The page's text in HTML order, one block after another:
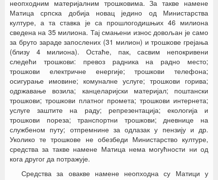
неопходним материјалним трошковима. За такве намене
Матица српска добија новац једино од Министарства
културе, а та ставка је са прошлогодишњих 46 милиона
сведена на 35 милиона. Тај смањени износ довољан је само
за бруто зараде запослених (31 милион) и трошкове грејања
(близу 4 милиона). Остаће, пак, сасвим непокривени
следећи трошкови: превоз радника на радно место;
трошкови електричне енергије; трошкови телефона;
осигурање имовине; комуналне услуге; трошкови горива;
одржавање возила; канцеларијски материјал; поштански
трошкови; трошкови платног промета; трошкови интернета;
услуге заштите на раду; репрезентација; екологија и
трошкови пореза; транспортни трошкови; дневнице на
службеном путу; отпремнине за одлазак у пензију и др.
Уколико те трошкове не обезбеди Министарство културе,
средства за такве намене Матица нема могућности ни од
кога другог да потражује.
Средства за овакве намене неопходна су Матици у